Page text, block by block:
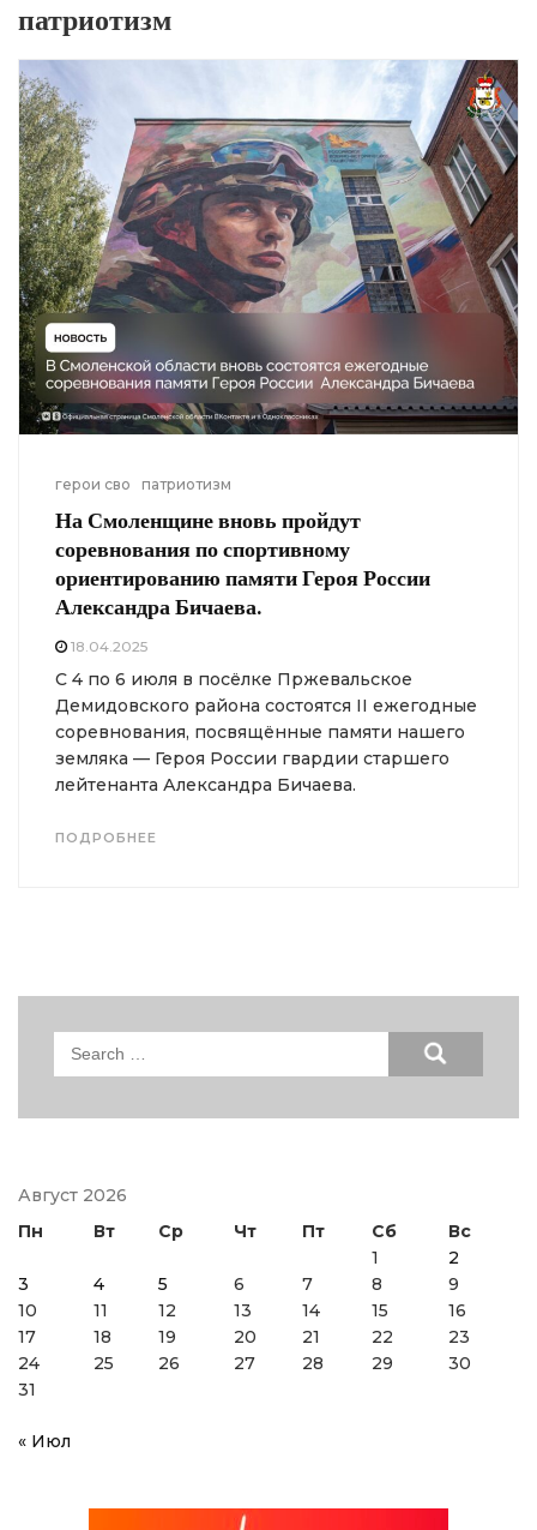
патриотизм
герои сво патриотизм
На Смоленщине вновь пройдут
соревнования по спортивному
ориентированию памяти Героя России
Александра Бичаева.
18.04.2025
С 4 по 6 июля в посёлке Пржевальское
Демидовского района состоятся II ежегодные
соревнования, посвящённые памяти нашего
земляка — Героя России гвардии старшего
лейтенанта Александра Бичаева.
ПОДРОБНЕЕ
Search
Август 2026
Пн
Вт Ср Чт Пт Сб
Вс
1
2
3
4 5 6 7 8
9
10
11 12 13 14 15
16
17
18 19 20 21 22
23
24
25 26 27 28 29
30
31
« Июл